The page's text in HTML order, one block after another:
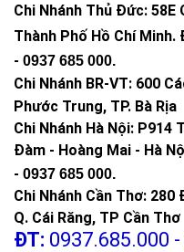
Chi Nhánh Thủ Đức: 58E
Thành Phố Hồ Chí Minh.
- 0937 685 000.
Chi Nhánh BR-VT: 600
Phước Trung, TP. Bà Rịa
Chi Nhánh Hà Nội: P914
Đàm - Hoàng Mai - Hà
- 0937 685 000.
Chi Nhánh Cần Thơ: 280
Q. Cái Răng, TP Cần Thơ
ĐT: 0937.685.000